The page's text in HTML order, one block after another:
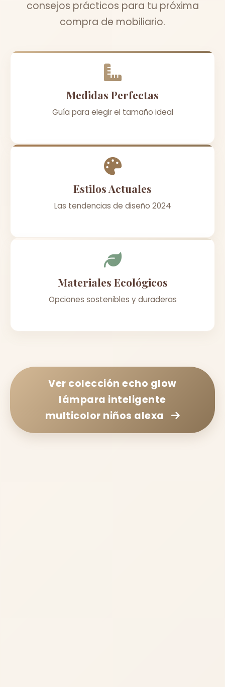
consejos prácticos para tu próxima
compra de mobiliario.
Medidas Perfectas
Guía para elegir el tamaño ideal
Estilos Actuales
Las tendencias de diseño 2024
Materiales Ecológicos
Opciones sostenibles y duraderas
Ver colecciónecho glow
lámpara inteligente
multicolor niños alexa